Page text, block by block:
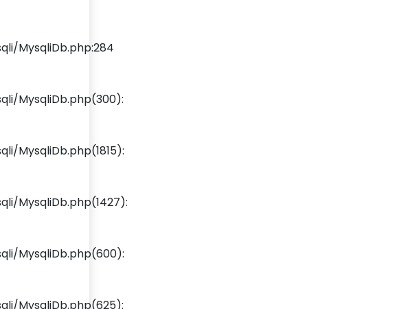
MysqliDb.php:284
MysqliDb.php(300):
MysqliDb.php(1815):
MysqliDb.php(1427):
MysqliDb.php(600):
MysqliDb.php(625):